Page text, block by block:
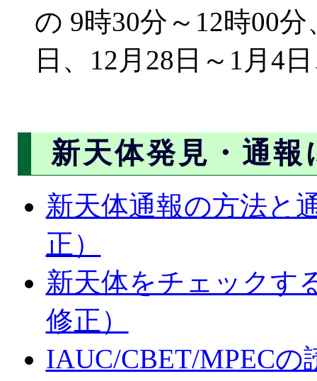
の 9時30分～12時00
日、12月28日～1月4
新天体発見・通報
新天体通報の方法と
正）
新天体をチェックす
修正）
IAUC/CBET/MPECの